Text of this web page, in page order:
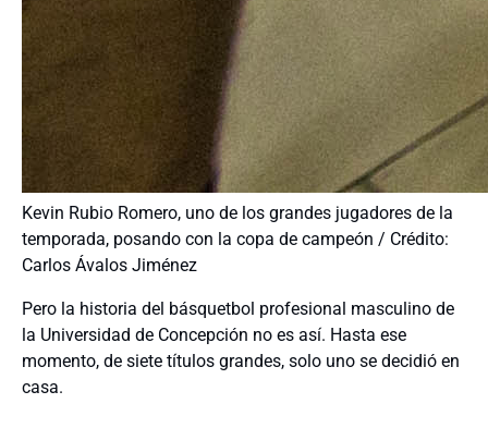
Kevin Rubio Romero, uno de los grandes jugadores de la
temporada, posando con la copa de campeón / Crédito:
Carlos Ávalos Jiménez
Pero la historia del básquetbol profesional masculino de
la Universidad de Concepción no es así. Hasta ese
momento, de siete títulos grandes, solo uno se decidió en
casa.